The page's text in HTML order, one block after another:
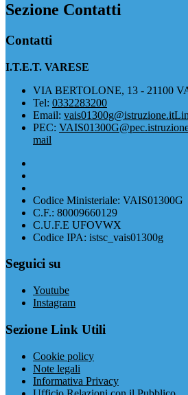
Sezione Contatti
Contatti
I.T.E.T. VARESE
VIA BERTOLONE, 13 - 21100
Tel: 0332283200
Email: vais01300g@istruzione.it
PEC:
mail
Codice Ministeriale: VAIS01300G
C.F.: 80009660129
C.U.F.E UFOVWX
Codice IPA: istsc_vais01300g
Seguici su
Youtube
Instagram
Sezione Link Utili
Cookie policy
Note legali
Informativa Privacy